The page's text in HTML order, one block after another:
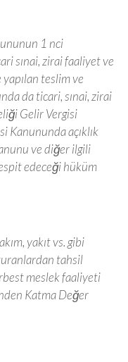
1 nci
sınai, zirai faaliyet ve
teslim ve
da ticari, sınai, zirai
Gelir Vergisi
Kanununda açıklık
ve diğer ilgili
edeceği hüküm
yakıt vs. gibi
tahsil
meslek faaliyeti
Katma Değer